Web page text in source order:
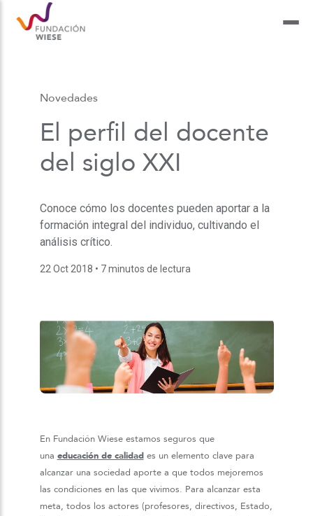
Novedades
El perfil del docente
del siglo XXI
Conoce cómo los docentes pueden aportar a la
formación integral del individuo, cultivando el
análisis crítico.
22 Oct 2018 • 7 minutos de lectura
En Fundación Wiese estamos seguros que
una educación de calidades un elemento clave para
alcanzar una sociedad aporte a que todos mejoremos
las condiciones en las que vivimos. Para alcanzar esta
meta, todos los actores (profesores, directivos, Estado,